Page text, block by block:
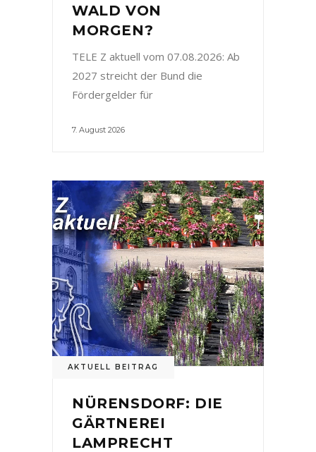
WALD VON
MORGEN?
TELE Z aktuell vom 07.08.2026: Ab
2027 streicht der Bund die
Fördergelder für
7. August 2026
AKTUELL BEITRAG
NÜRENSDORF: DIE
GÄRTNEREI
LAMPRECHT